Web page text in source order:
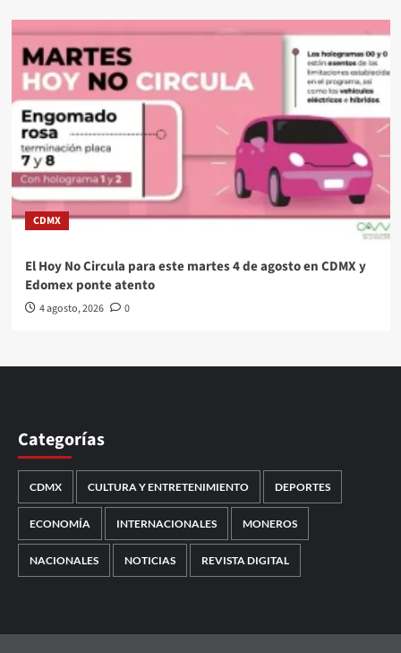
CDMX
El Hoy No Circula para este martes 4 de agosto en CDMX y
Edomex ponte atento
4 agosto, 2026 0
Categorías
CDMX CULTURA Y ENTRETENIMIENTO DEPORTES
ECONOMÍA INTERNACIONALES MONEROS
NACIONALES NOTICIAS REVISTA DIGITAL